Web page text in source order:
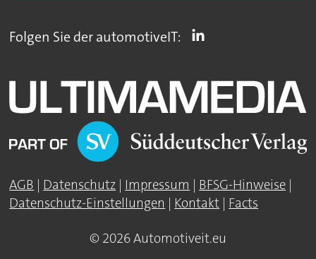
Folgen Sie der automotiveIT:
AGB | Datenschutz | Impressum | BFSG-Hinweise |
Datenschutz-Einstellungen | Kontakt | Facts
© 2026 Automotiveit.eu